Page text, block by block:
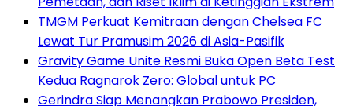
TMGM Perkuat Kemitraan dengan Chelsea FC
Lewat Tur Pramusim 2026 di Asia-Pasifik
Gravity Game Unite Resmi Buka Open Beta Test
Kedua Ragnarok Zero: Global untuk PC
Gerindra Siap Menangkan Prabowo Presiden,